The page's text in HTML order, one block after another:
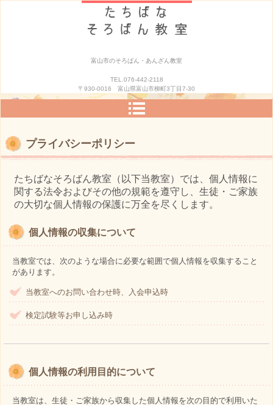
富山市のそろばん・あんざん教室
TEL.076-442-2118
〒930-0016 富山県富山市柳町3丁目7-30
プライバシーポリシー
たちばなそろばん教室（以下当教室）では、個人情報に
関する法令およびその他の規範を遵守し、生徒・ご家族
の大切な個人情報の保護に万全を尽くします。
個人情報の収集について
当教室では、次のような場合に必要な範囲で個人情報を収集すること
があります。
当教室へのお問い合わせ時、入会申込時
検定試験等お申し込み時
個人情報の利用目的について
当教室は、生徒・ご家族から収集した個人情報を次の目的で利用いた